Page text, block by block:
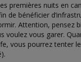
premières nuits en
de bénéficier
Attention, pensez
voulez vous garer.
vous pourrez tenter